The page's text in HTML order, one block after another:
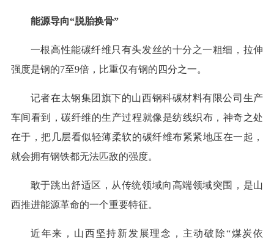
能源导向“脱胎换骨”
一根高性能碳纤维只有头发丝的十分之一粗细，拉伸
强度是钢的7至9倍，比重仅有钢的四分之一。
记者在太钢集团旗下的山西钢科碳材料有限公司生产
车间看到，碳纤维的生产过程就像是纺线织布，神奇之处
在于，把几层看似轻薄柔软的碳纤维布紧紧地压在一起，
就会拥有钢铁都无法匹敌的强度。
敢于跳出舒适区，从传统领域向高端领域突围，是山
西推进能源革命的一个重要特征。
近年来，山西坚持新发展理念，主动破除“煤炭依